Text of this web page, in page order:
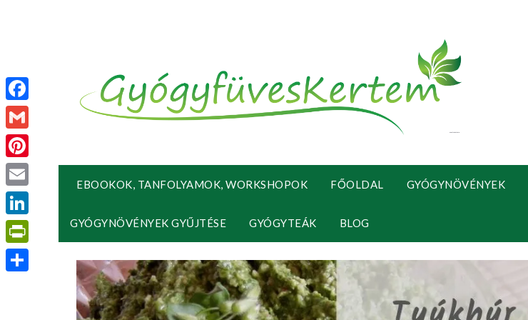
EBOOKOK, TANFOLYAMOK, WORKSHOPOK FŐOLDAL GYÓGYNÖVÉNYEK
GYÓGYNÖVÉNYEK GYŰJTÉSE GYÓGYTEÁK BLOG
Facebook
Gmail
Pinterest
Email
LinkedIn
PrintFriendly